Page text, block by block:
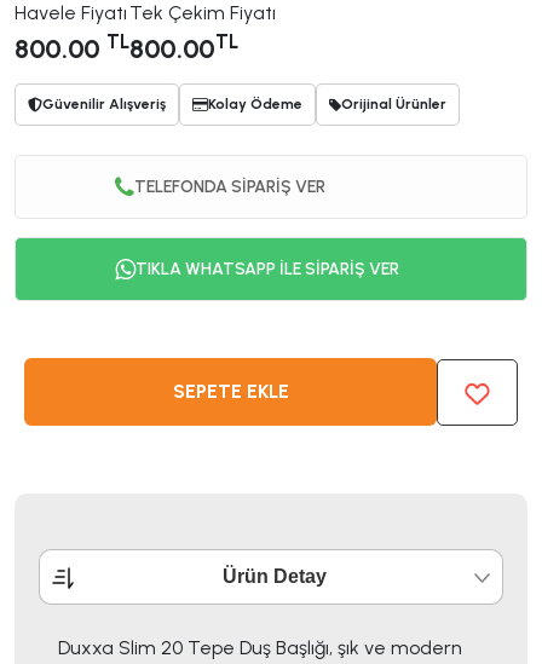
Havele Fiyatı
800.00 TL
Tek Çekim Fiyatı
800.00TL
Güvenilir Alışveriş Kolay Ödeme Orijinal Ürünler
TELEFONDA SİPARİŞ VER
TIKLA WHATSAPP İLE SİPARİŞ VER
SEPETE EKLE
Ürün Detay
Duxxa Slim 20 Tepe Duş Başlığı, şık ve modern